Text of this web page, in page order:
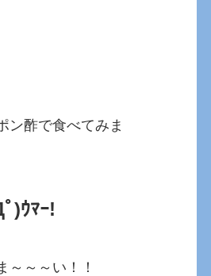
ン酢で食べてみま
)ｳﾏｰ!
～～～い！！